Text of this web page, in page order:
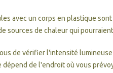
avec un corps en plastique
sources de chaleur qui
de vérifier l'intensité
dépend de l'endroit où vous